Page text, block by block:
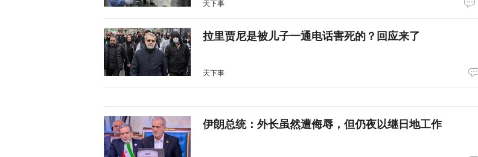
天下事
拉里贾尼是被儿子一通电话害死的？回应来了
天下事
伊朗总统：外长虽然遭侮辱，但仍夜以继日地工作